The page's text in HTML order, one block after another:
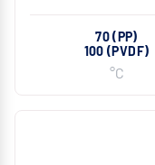
70 (PP)
100 (PVDF)
°C